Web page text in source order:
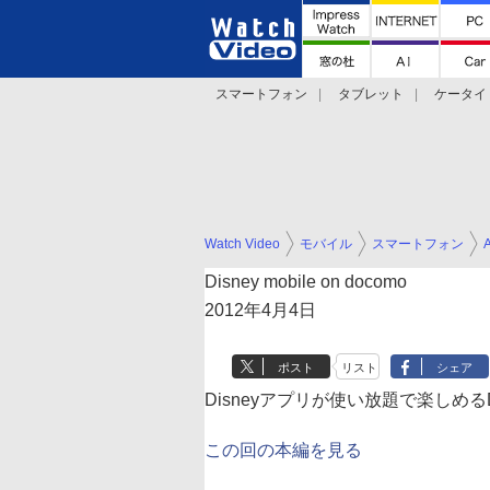
スマートフォン タブレット
ケータイ
Watch Video モバイル スマートフォン
Disney mobile on docomo
2012年4月4日
ポスト リスト シェア
Disneyアプリが使い放題で楽しめ
この回の本編を見る